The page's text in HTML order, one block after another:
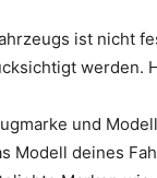
ist nicht
werden.
und
Modell deines